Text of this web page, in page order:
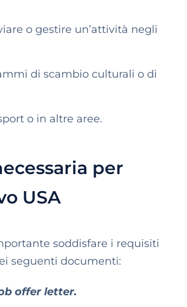
o gestire un’attività negli
di scambio culturali o di
o in altre aree.
per
USA
soddisfare i requisiti
seguenti documenti:
offer letter.